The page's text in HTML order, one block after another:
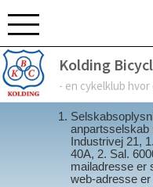
Kolding
- en cykelklub
Om Klubmodul ApS og
Introduktion og
anpartsselskab
Industrivej 21,
40A, 2. Sal.
mailadresse er
web-adresse er